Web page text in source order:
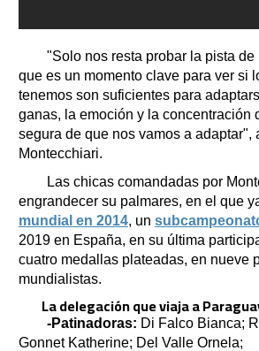
"Solo nos resta probar la pista de
que es un momento clave para ver si
tenemos son suficientes para
ganas, la emoción y la concentración
segura de que nos vamos a adaptar",
Montecchiari.
Las chicas comandadas por
engrandecer su palmares, en el que
mundial en 2014, un
2019 en España, en su última
cuatro medallas plateadas, en nueve
mundialistas.
La delegación que viaja a
-Patinadoras: Di Falco Bianca;
Gonnet Katherine; Del Valle Ornela;